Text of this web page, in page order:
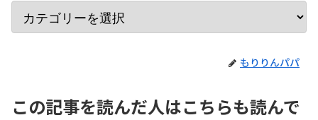
もりりんパパ
この記事を読んだ人はこちらも読んで